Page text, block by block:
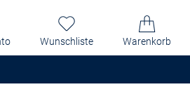
Wunschliste Warenkorb